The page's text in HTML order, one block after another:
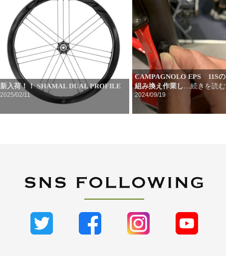
新入荷！！ SHAMAL DUAL PROFILE
2025/02/11
CAMPAGNOLO EPS 11Sの
組み換え作業し…続きを読む
2024/09/19